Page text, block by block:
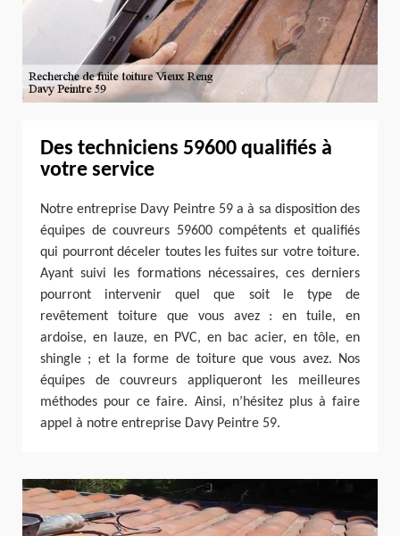
Des techniciens 59600 qualifiés à
votre service
Notre entreprise Davy Peintre 59 a à sa disposition des
équipes de couvreurs 59600 compétents et qualifiés
qui pourront déceler toutes les fuites sur votre toiture.
Ayant suivi les formations nécessaires, ces derniers
pourront intervenir quel que soit le type de
revêtement toiture que vous avez : en tuile, en
ardoise, en lauze, en PVC, en bac acier, en tôle, en
shingle ; et la forme de toiture que vous avez. Nos
équipes de couvreurs appliqueront les meilleures
méthodes pour ce faire. Ainsi, n’hésitez plus à faire
appel à notre entreprise Davy Peintre 59.